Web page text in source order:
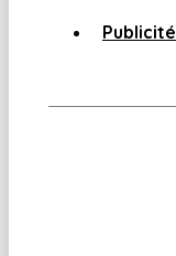
Publicité